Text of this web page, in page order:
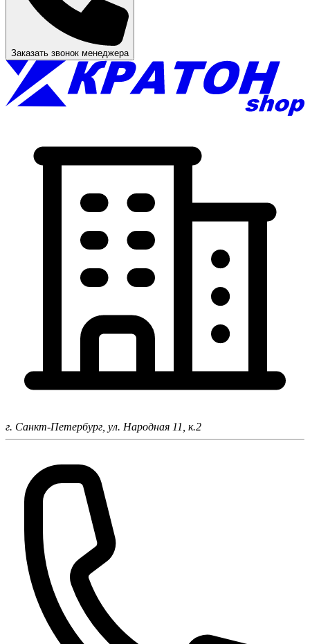
Заказать звонок менеджера
г. Санкт-Петербург, ул. Народная 11, к.2